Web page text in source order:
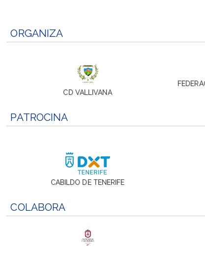
ORGANIZA
CD VALLIVANA
PATROCINA
CABILDO DE TENERIFE
COLABORA